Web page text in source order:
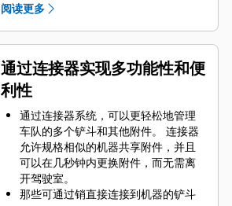
铲刀有助于保护铲斗中最常接触和穿
过物料的部件。
通过为您的铲斗和应用组合选择正确
的 GET 来降低维护成本。
铲斗齿尖提供多种选择，确保适合您
的具体应用。 无论您需要获得平整的
挖掘底面还是挖掘坚硬、磨蚀性的物
料，总会有一款齿尖解决方案适合
您。
阅读更多
通过连接器实现多功能性和便
利性
通过连接器系统，可以更轻松地管理
车队的多个铲斗和其他附件。 连接器
允许规格相似的机器共享附件，并且
可以在几秒钟内更换附件，而无需离
开驾驶室。
那些可通过销直接连接到机器的铲斗